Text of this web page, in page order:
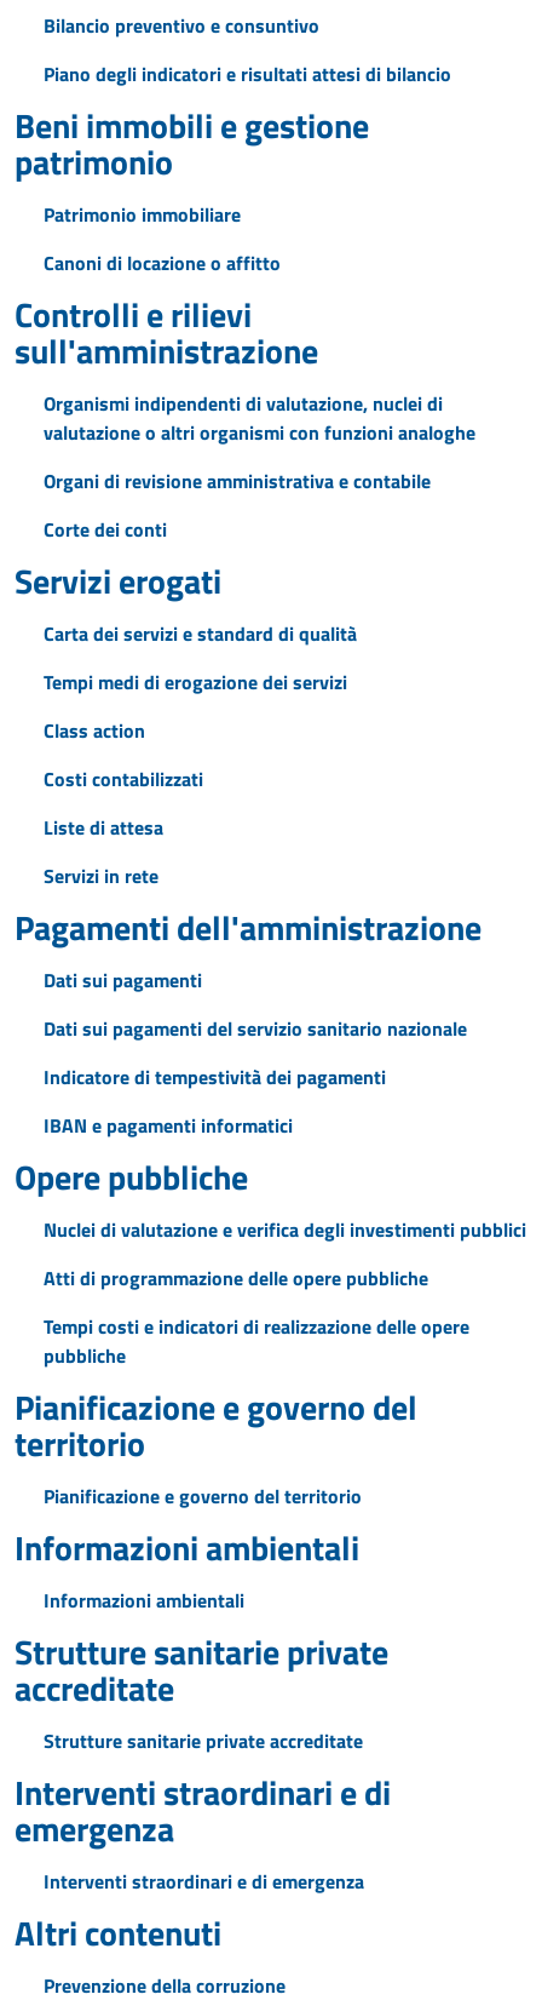
Bilancio preventivo e consuntivo
Piano degli indicatori e risultati attesi di bilancio
Beni immobili e gestione
patrimonio
Patrimonio immobiliare
Canoni di locazione o affitto
Controlli e rilievi
sull'amministrazione
Organismi indipendenti di valutazione, nuclei di
valutazione o altri organismi con funzioni analoghe
Organi di revisione amministrativa e contabile
Corte dei conti
Servizi erogati
Carta dei servizi e standard di qualità
Tempi medi di erogazione dei servizi
Class action
Costi contabilizzati
Liste di attesa
Servizi in rete
Pagamenti dell'amministrazione
Dati sui pagamenti
Dati sui pagamenti del servizio sanitario nazionale
Indicatore di tempestività dei pagamenti
IBAN e pagamenti informatici
Opere pubbliche
Nuclei di valutazione e verifica degli investimenti pubblici
Atti di programmazione delle opere pubbliche
Tempi costi e indicatori di realizzazione delle opere
pubbliche
Pianificazione e governo del
territorio
Pianificazione e governo del territorio
Informazioni ambientali
Informazioni ambientali
Strutture sanitarie private
accreditate
Strutture sanitarie private accreditate
Interventi straordinari e di
emergenza
Interventi straordinari e di emergenza
Altri contenuti
Prevenzione della corruzione